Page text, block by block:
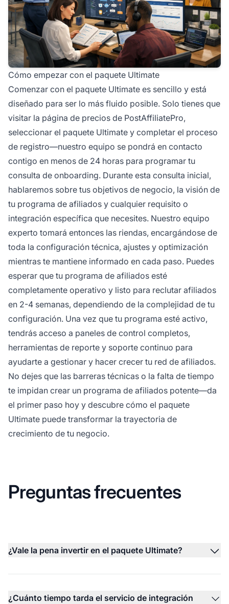
Cómo empezar con el paquete Ultimate
Comenzar con el paquete Ultimate es sencillo y está
diseñado para ser lo más fluido posible. Solo tienes que
visitar la página de precios de PostAffiliatePro,
seleccionar el paquete Ultimate y completar el proceso
de registro—nuestro equipo se pondrá en contacto
contigo en menos de 24 horas para programar tu
consulta de onboarding. Durante esta consulta inicial,
hablaremos sobre tus objetivos de negocio, la visión de
tu programa de afiliados y cualquier requisito o
integración específica que necesites. Nuestro equipo
experto tomará entonces las riendas, encargándose de
toda la configuración técnica, ajustes y optimización
mientras te mantiene informado en cada paso. Puedes
esperar que tu programa de afiliados esté
completamente operativo y listo para reclutar afiliados
en 2-4 semanas, dependiendo de la complejidad de tu
configuración. Una vez que tu programa esté activo,
tendrás acceso a paneles de control completos,
herramientas de reporte y soporte continuo para
ayudarte a gestionar y hacer crecer tu red de afiliados.
No dejes que las barreras técnicas o la falta de tiempo
te impidan crear un programa de afiliados potente—da
el primer paso hoy y descubre cómo el paquete
Ultimate puede transformar la trayectoria de
crecimiento de tu negocio.
Preguntas frecuentes
¿Vale la pena invertir en el paquete Ultimate?
¿Cuánto tiempo tarda el servicio de integración